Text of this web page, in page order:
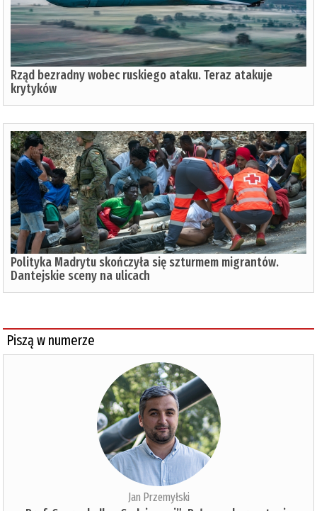
Rząd bezradny wobec ruskiego ataku. Teraz atakuje
krytyków
Polityka Madrytu skończyła się szturmem migrantów.
Dantejskie sceny na ulicach
Piszą w numerze
Jan Przemyłski